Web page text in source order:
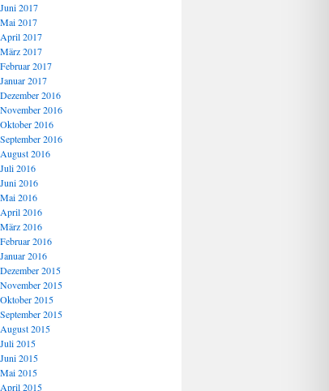
Juni 2017
Mai 2017
April 2017
März 2017
Februar 2017
Januar 2017
Dezember 2016
November 2016
Oktober 2016
September 2016
August 2016
Juli 2016
Juni 2016
Mai 2016
April 2016
März 2016
Februar 2016
Januar 2016
Dezember 2015
November 2015
Oktober 2015
September 2015
August 2015
Juli 2015
Juni 2015
Mai 2015
April 2015